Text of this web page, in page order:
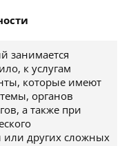
занимается
к услугам
которые имеют
органов
а также при
или других сложных